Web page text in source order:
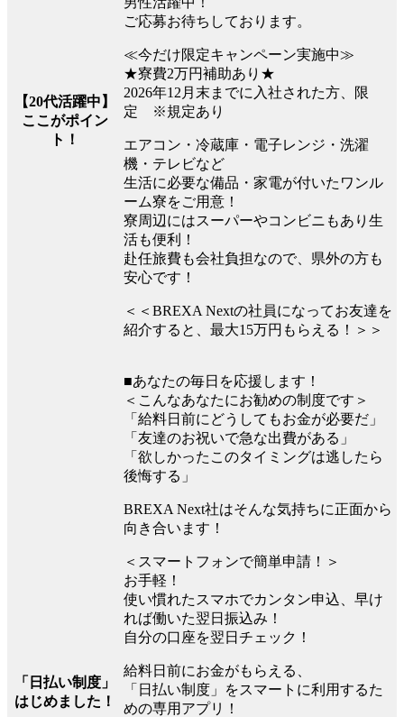
【20代活躍中】
ここがポイン
ト！
ご応募お待ちしております。
≪今だけ限定キャンペーン実施中≫
★寮費2万円補助あり★
2026年12月末までに入社された方、限
定 ※規定あり
エアコン・冷蔵庫・電子レンジ・洗濯
機・テレビなど
生活に必要な備品・家電が付いたワンル
ーム寮をご用意！
寮周辺にはスーパーやコンビニもあり生
活も便利！
赴任旅費も会社負担なので、県外の方も
安心です！
＜＜BREXA Nextの社員になってお友達を
紹介すると、最大15万円もらえる！＞＞
「日払い制度」
はじめました！
■あなたの毎日を応援します！
＜こんなあなたにお勧めの制度です＞
「給料日前にどうしてもお金が必要だ」
「友達のお祝いで急な出費がある」
「欲しかったこのタイミングは逃したら
後悔する」
BREXA Next社はそんな気持ちに正面から
向き合います！
＜スマートフォンで簡単申請！＞
お手軽！
使い慣れたスマホでカンタン申込、早け
れば働いた翌日振込み！
自分の口座を翌日チェック！
給料日前にお金がもらえる、
「日払い制度」をスマートに利用するた
めの専用アプリ！